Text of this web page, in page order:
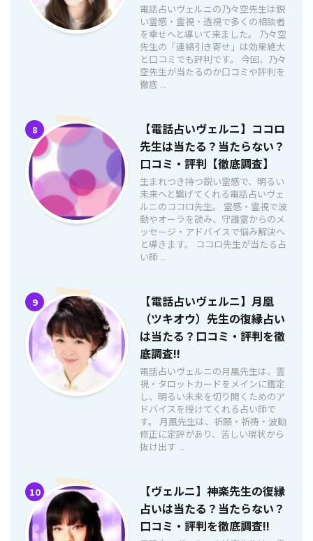
電話占いヴェルニの乃々空先生は鋭
い霊感・霊視・透視で多くの相談者
を幸せへと導いて来ました。 乃々空
先生の「連絡引き寄せ」は効果絶大
と口コミでも評判です。 今回、乃々
空先生が当たるのか口コミや評判を
徹底 ...
8
【電話占いヴェルニ】ココロ
先生は当たる？当たらない？
口コミ・評判【徹底調査】
生まれつき持つ鋭い霊感で、明るい
未来へと繋げてくれる電話占いヴェ
ルニのココロ先生。 霊感・霊視で波
動やオーラを読み、守護霊からのメ
ッセージ・アドバイスで悩み解決へ
と導きます。 ココロ先生が当たる占
い師 ...
9
【電話占いヴェルニ】月凰
（ツキオウ）先生の復縁占い
は当たる？口コミ・評判を徹
底調査!!
電話占いヴェルニの月凰先生は、霊
視・タロットカードをメインに鑑定
し、明るい未来を切り開くためのア
ドバイスを授けてくれる占い師で
す。 月凰先生は、祈願・祈祷・波動
修正に定評があり、苦しい現状から
抜け出す ...
10
【ヴェルニ】神楽先生の復縁
占いは当たる？当たらない？
口コミ・評判を徹底調査!!